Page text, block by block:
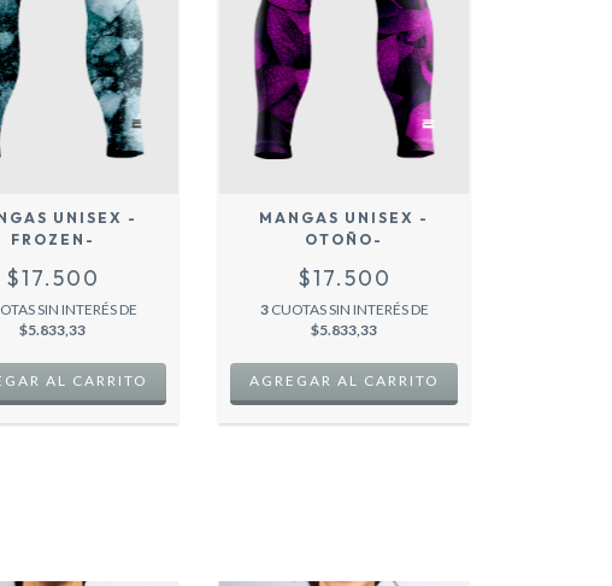
UNISEX -
FROZEN-
$17.500
SIN INTERÉS DE
$5.833,33
AL CARRITO
MANGAS UNISEX -
OTOÑO-
$17.500
3 CUOTAS SIN INTERÉS DE
$5.833,33
AGREGAR AL CARRITO